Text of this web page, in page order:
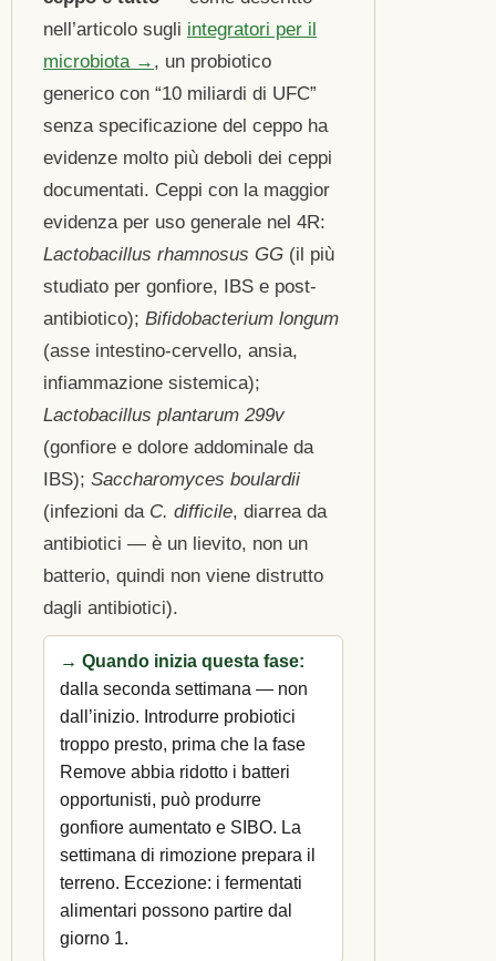
nell’articolo sugli integratori per il
microbiota → , un probiotico
generico con “10 miliardi di UFC”
senza specificazione del ceppo ha
evidenze molto più deboli dei ceppi
documentati. Ceppi con la maggior
evidenza per uso generale nel 4R:
Lactobacillus rhamnosus GG (il più
studiato per gonfiore, IBS e post-
antibiotico); Bifidobacterium longum
(asse intestino-cervello, ansia,
infiammazione sistemica);
Lactobacillus plantarum 299v
(gonfiore e dolore addominale da
IBS); Saccharomyces boulardii
(infezioni da C. difficile, diarrea da
antibiotici — è un lievito, non un
batterio, quindi non viene distrutto
dagli antibiotici).
→ Quando inizia questa fase:
dalla seconda settimana — non
dall’inizio. Introdurre probiotici
troppo presto, prima che la fase
Remove abbia ridotto i batteri
opportunisti, può produrre
gonfiore aumentato e SIBO. La
settimana di rimozione prepara il
terreno. Eccezione: i fermentati
alimentari possono partire dal
giorno 1.